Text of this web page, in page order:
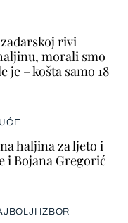
rivi
morali smo
je – košta samo 18
haljina za ljeto i
i Bojana Gregorić
IZBOR